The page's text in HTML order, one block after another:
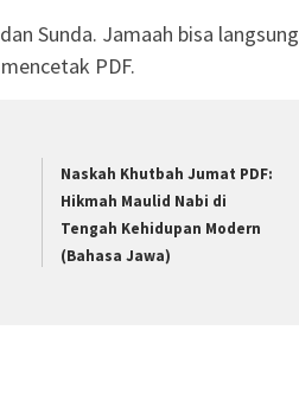
Sunda. Jamaah bisa langsung
PDF.
Naskah Khutbah Jumat PDF:
Hikmah Maulid Nabi di
Tengah Kehidupan Modern
(Bahasa Jawa)